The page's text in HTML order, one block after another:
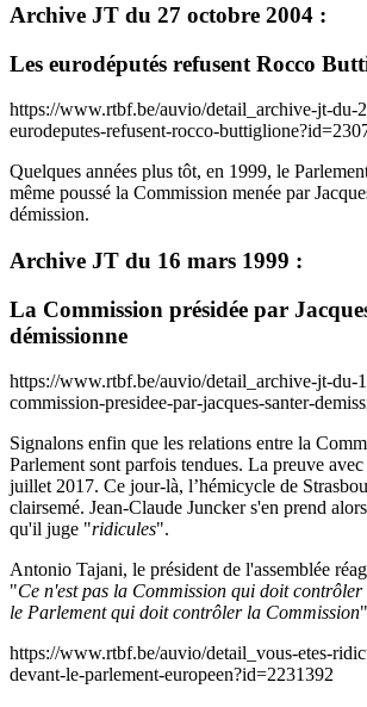
Archive JT du 27 octobre 2004 :
Les eurodéputés refusent Rocco
https://www.rtbf.be/auvio/detail_archive-jt-du-
eurodeputes-refusent-rocco-
Quelques années plus tôt, en 1999, le
même poussé la Commission menée par
démission.
Archive JT du 16 mars 1999 :
La Commission présidée par
démissionne
https://www.rtbf.be/auvio/detail_archive-jt-du-
commission-presidee-par-jacques-santer-
Signalons enfin que les relations entre la
Parlement sont parfois tendues. La preuve
juillet 2017. Ce jour-là, l’hémicycle de
clairsemé. Jean-Claude Juncker s'en prend
qu'il juge "ridicules".
Antonio Tajani, le président de l'assemblée
"Ce n'est pas la Commission qui doit
le Parlement qui doit contrôler la Commission
https://www.rtbf.be/auvio/detail_vous-etes-
devant-le-parlement-europeen?id=2231392